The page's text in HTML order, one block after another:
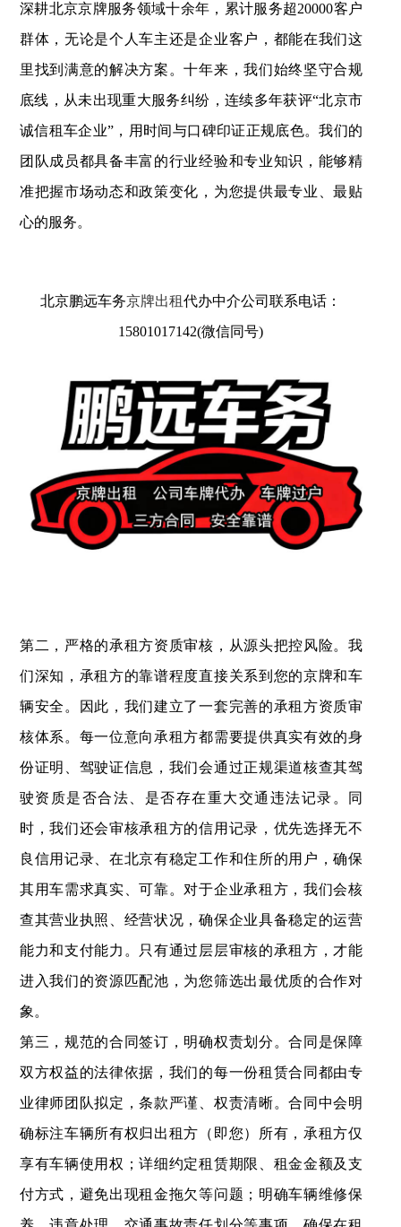
深耕北京京牌服务领域十余年，累计服务超20000客户
群体，无论是个人车主还是企业客户，都能在我们这
里找到满意的解决方案。十年来，我们始终坚守合规
底线，从未出现重大服务纠纷，连续多年获评“北京市
诚信租车企业”，用时间与口碑印证正规底色。我们的
团队成员都具备丰富的行业经验和专业知识，能够精
准把握市场动态和政策变化，为您提供最专业、最贴
心的服务。
北京鹏远车务京牌出租代办中介公司联系电话：
15801017142(微信同号)
第二，严格的承租方资质审核，从源头把控风险。我
们深知，承租方的靠谱程度直接关系到您的京牌和车
辆安全。因此，我们建立了一套完善的承租方资质审
核体系。每一位意向承租方都需要提供真实有效的身
份证明、驾驶证信息，我们会通过正规渠道核查其驾
驶资质是否合法、是否存在重大交通违法记录。同
时，我们还会审核承租方的信用记录，优先选择无不
良信用记录、在北京有稳定工作和住所的用户，确保
其用车需求真实、可靠。对于企业承租方，我们会核
查其营业执照、经营状况，确保企业具备稳定的运营
能力和支付能力。只有通过层层审核的承租方，才能
进入我们的资源匹配池，为您筛选出最优质的合作对
象。
第三，规范的合同签订，明确权责划分。合同是保障
双方权益的法律依据，我们的每一份租赁合同都由专
业律师团队拟定，条款严谨、权责清晰。合同中会明
确标注车辆所有权归出租方（即您）所有，承租方仅
享有车辆使用权；详细约定租赁期限、租金金额及支
付方式，避免出现租金拖欠等问题；明确车辆维修保